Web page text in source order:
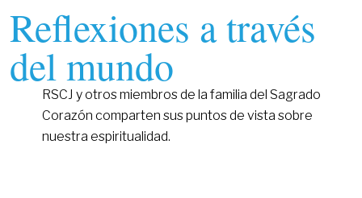
Reflexiones a través
del mundo
RSCJ y otros miembros de la familia del Sagrado
Corazón comparten sus puntos de vista sobre
nuestra espiritualidad.